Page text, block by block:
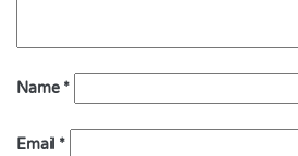
Name *
Email *